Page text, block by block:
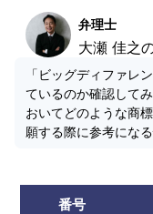
弁理士
大瀬 佳之
「ビッグディファレ
ているのか確認して
おいてどのような商
願する際に参考になる
番号